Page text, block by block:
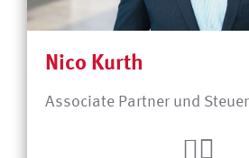
Nico Kurth
Associate Partner und